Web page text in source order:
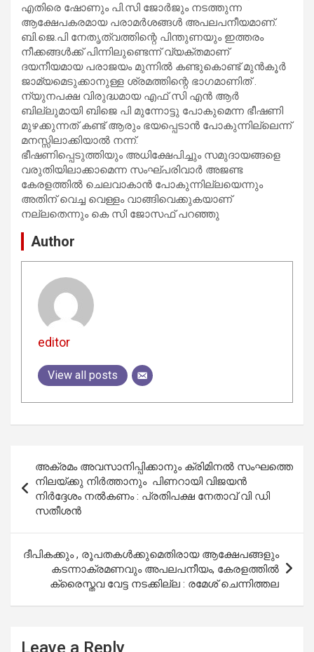
എതിരെ ഷോണും പി.സി ജോര്‍ജും നടത്തുന്ന
ആക്ഷേപകരമായ പരാമര്‍ശങ്ങള്‍ അപലപനീയമാണ്.
ബി.ജെ.പി നേതൃത്വത്തിന്റെ പിന്തുണയും ഇത്തരം
നീക്കങ്ങള്‍ക്ക് പിന്നിലുണ്ടെന്ന് വ്യക്തമാണ്
ദയനീയമായ പരാജയം മുന്നിൽ കണ്ടുകൊണ്ട് മുൻ‌കൂർ
ജാമ്യമെടുക്കാനുള്ള ശ്രമത്തിന്റെ ഭാഗമാണിത് .
ന്യുനപക്ഷ വിരുദ്ധമായ എഫ് സി എൻ ആർ
ബില്ലുമായി ബിജെ പി മുന്നോട്ടു പോകുമെന്ന ഭീഷണി
മുഴക്കുന്നത് കണ്ട് ആരും ഭയപ്പെടാൻ പോകുന്നില്ലെന്ന്
മനസ്സിലാക്കിയാൽ നന്ന്.
ഭീഷണിപ്പെടുത്തിയും അധിക്ഷേപിച്ചും സമുദായങ്ങളെ
വരുതിയിലാക്കാമെന്ന സംഘ്പരിവാര്‍ അജണ്ട
കേരളത്തില്‍ ചെലവാകാൻ പോകുന്നില്ലയെന്നും
അതിന് വെച്ച വെള്ളം വാങ്ങിവെക്കുകയാണ്
നല്ലതെന്നും കെ സി ജോസഫ് പറഞ്ഞു
Author
editor
View all posts
navigation
അക്രമം അവസാനിപ്പിക്കാനും ക്രിമിനല്‍ സംഘത്തെ
നിലയ്ക്കു നിര്‍ത്താനും പിണറായി വിജയന്‍
നിര്‍ദ്ദേശം നല്‍കണം : പ്രതിപക്ഷ നേതാവ് വി ഡി
സതീശന്‍
ദീപികക്കും , രൂപതകള്‍ക്കുമെതിരായ ആക്ഷേപങ്ങളും
കടന്നാക്രമണവും അപലപനീയം, കേരളത്തില്‍
ക്രൈസ്തവ വേട്ട നടക്കില്ല : രമേശ് ചെന്നിത്തല
Leave a Reply